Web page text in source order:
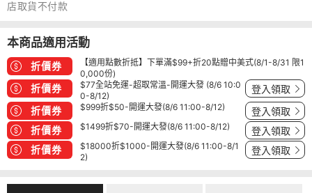
店取貨不付款
本商品適用活動
折價券
【適用點數折抵】下單滿$99+折20點贈中美式(8/1-8/31 限1
0,000份)
折價券
$77全站免運-超取常溫-開運大發 (8/6 10:0
0-8/12)
登入領取
折價券 $999折$50-開運大發(8/6 11:00-8/12) 登入領取
折價券 $1499折$70-開運大發(8/6 11:00-8/12) 登入領取
折價券
$18000折$1000-開運大發(8/6 11:00-8/1
2)
登入領取